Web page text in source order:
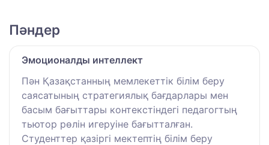
Пәндер
Эмоционалды интеллект
Пән Қазақстанның мемлекеттік білім беру
саясатының стратегиялық бағдарлары мен
басым бағыттары контекстіндегі педагогтың
тьютор рөлін игеруіне бағытталған.
Студенттер қазіргі мектептің білім беру